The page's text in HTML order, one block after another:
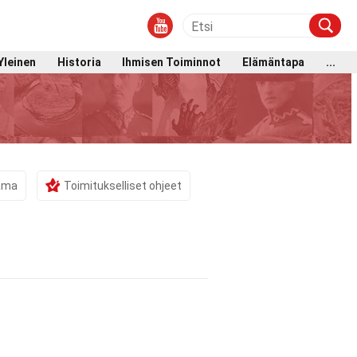
Historia Ihmisen Toiminnot Elämäntapa ...
Toimitukselliset ohjeet